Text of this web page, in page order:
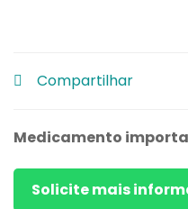
Compartilhar
Medicamento
Solicite mais